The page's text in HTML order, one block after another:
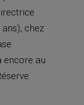
chez
encore au